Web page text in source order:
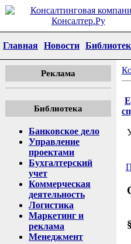
Главная Новости
Реклама
Библиотека
Банковское дело
Управление
проектами
Бухгалтерский
учет
Коммерческая
деятельность
Логистика
Маркетинг и
реклама
Менеджмент